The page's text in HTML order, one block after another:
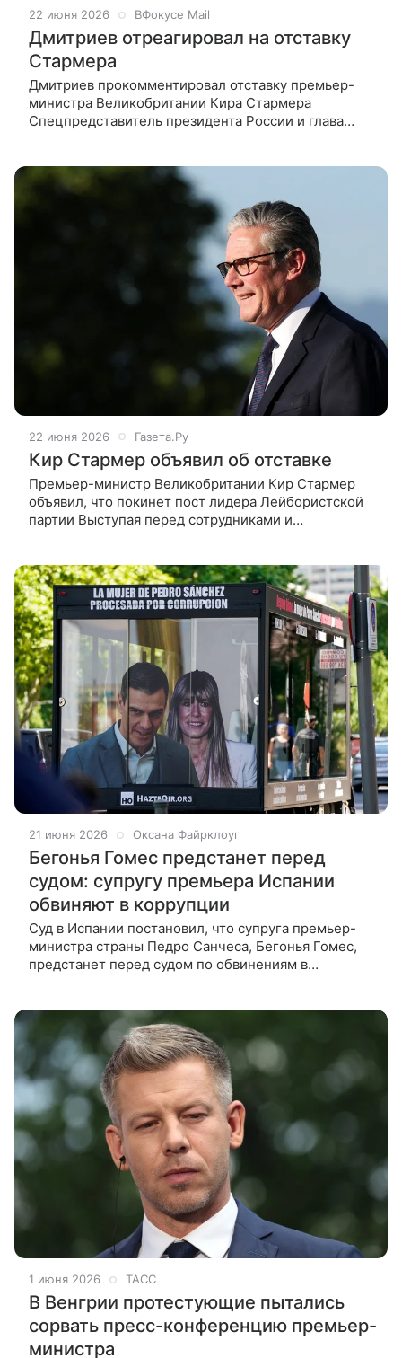
22 июня 2026 ВФокусе Mail
Дмитриев отреагировал на отставку
Стармера
Дмитриев прокомментировал отставку премьер-
министра Великобритании Кира Стармера
Спецпредставитель президента России и глава
22 июня 2026 Газета.Ру
Кир Стармер объявил об отставке
Премьер-министр Великобритании Кир Стармер
объявил, что покинет пост лидера Лейбористской
партии Выступая перед сотрудниками и
21 июня 2026 Оксана Файрклоуг
Бегонья Гомес предстанет перед
судом: супругу премьера Испании
обвиняют в коррупции
Суд в Испании постановил, что супруга премьер-
министра страны Педро Санчеса, Бегонья Гомес,
предстанет перед судом по обвинениям в
1 июня 2026 ТАСС
В Венгрии протестующие пытались
сорвать пресс-конференцию премьер-
министра